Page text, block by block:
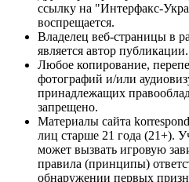
ссылку на "Интерфакс-
воспрещается.
Владелец веб-страницы в
является автор публикации.
Любое копирование,
фотографий и/или
принадлежащих
запрещено.
Материалы сайта
лиц старше 21 года (21+).
может вызвать игровую
правила (принципы)
обнаружении первых